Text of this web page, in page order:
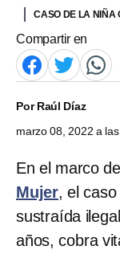
CASO DE LA NIÑA
Compartir en
PorRaúl Díaz
marzo 08, 2022 a
En el marco del
Mujer, el
sustraída
años, cobra